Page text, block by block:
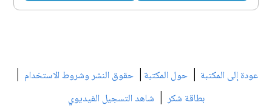
عودة إلى المكتبة | حول المكتبة | حقوق النشر وشروط الاستخدام |
بطاقة شكر| شاهد التسجيل الفيديوي